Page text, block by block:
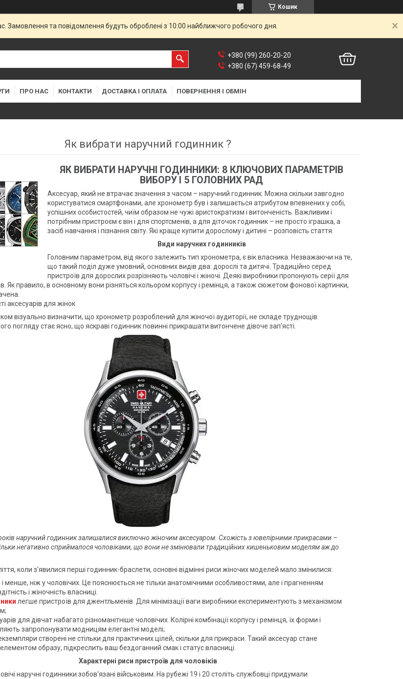
Кошик
Замовлення та повідомлення будуть оброблені з 10:00 найближчого робочого дня.
+380 (99) 260-20-20
+380 (67) 459-68-49
ПРО НАС КОНТАКТИ ДОСТАВКА І ОПЛАТА ПОВЕРНЕННЯ І ОБМІН
Як вибрати наручний годинник ?
ЯК ВИБРАТИ НАРУЧНІ ГОДИННИКИ: 8 КЛЮЧОВИХ ПАРАМЕТРІВ
ВИБОРУ І 5 ГОЛОВНИХ РАД
Аксесуар, який не втрачає значення з часом – наручний годинник. Можна скільки завгодно
користуватися смартфонами, але хронометр був і залишається атрибутом впевнених у собі,
успішних особистостей, чиїм образом не чужі аристократизм і витонченість. Важливим і
потрібним пристроєм є він і для спортсменів, а для діточок годинник – не просто іграшка, а
засіб навчання і пізнання світу. Які краще купити дорослому і дитині – розповість стаття.
Види наручних годинників
Головним параметром, від якого залежить тип хронометра, є вік власника. Незважаючи на те,
що такий поділ дуже умовний, основних видів два: дорослі та дитячі. Традиційно серед
пристроїв для дорослих розрізняють чоловічі і жіночі. Деякі виробники пропонують серії для
Як правило, в основному вони різняться кольором корпусу і ремінця, а також сюжетом фонової картинки,
аксесуарів для жінок
візуально визначити, що хронометр розроблений для жіночої аудиторії, не складе труднощів.
погляду стає ясно, що яскраві годинник повинні прикрашати витончене дівоче зап'ясті.
наручний годинник залишалися виключно жіночим аксесуаром. Схожість з ювелірними прикрасами –
негативно сприймалося чоловіками, що вони не змінювали традиційних кишеньковим моделям аж до
коли з'явилися перші годинник-браслети, основні відмінні риси жіночих моделей мало змінилися:
менше, ніж у чоловічих. Це пояснюється не тільки анатомічними особливостями, але і прагненням
і жіночність власниці.
легше пристроїв для джентльменів. Для мінімізації ваги виробники експериментують з механізмом
для дівчат набагато різноманітніше чоловічих. Колірні комбінації корпусу і ремінця, їх форми і
запропонувати модницям елегантні моделі;
створені не стільки для практичних цілей, скільки для прикраси. Такий аксесуар стане
образу, підкреслить ваш бездоганний смак і статус власниці.
Характерні риси пристроїв для чоловіків
наручні годинники зобов'язані військовим. На рубежі 19 і 20 століть службовці придумали